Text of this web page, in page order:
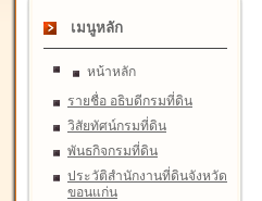
เมนูหลัก
หน้าหลัก
รายชื่อ อธิบดีกรมที่ดิน
วิสัยทัศน์กรมที่ดิน
พันธกิจกรมที่ดิน
ประวัติสำนักงานที่ดินจังหวัด
ขอนแก่น